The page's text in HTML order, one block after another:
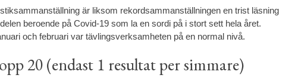
är liksom rekordsammanställningen en trist läsning
beroende på Covid-19 som la en sordi på i stort sett hela året.
och februari var tävlingsverksamheten på en normal nivå.
20 (endast 1 resultat per simmare)